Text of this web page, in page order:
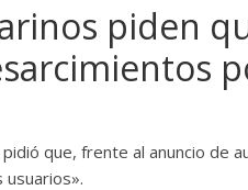
piden
que, frente al anuncio de